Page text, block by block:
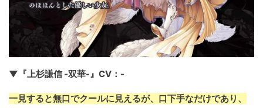
▼『上杉謙信 -双華-』CV：-
一見すると無口でクールに見えるが、口下手なだけであり、